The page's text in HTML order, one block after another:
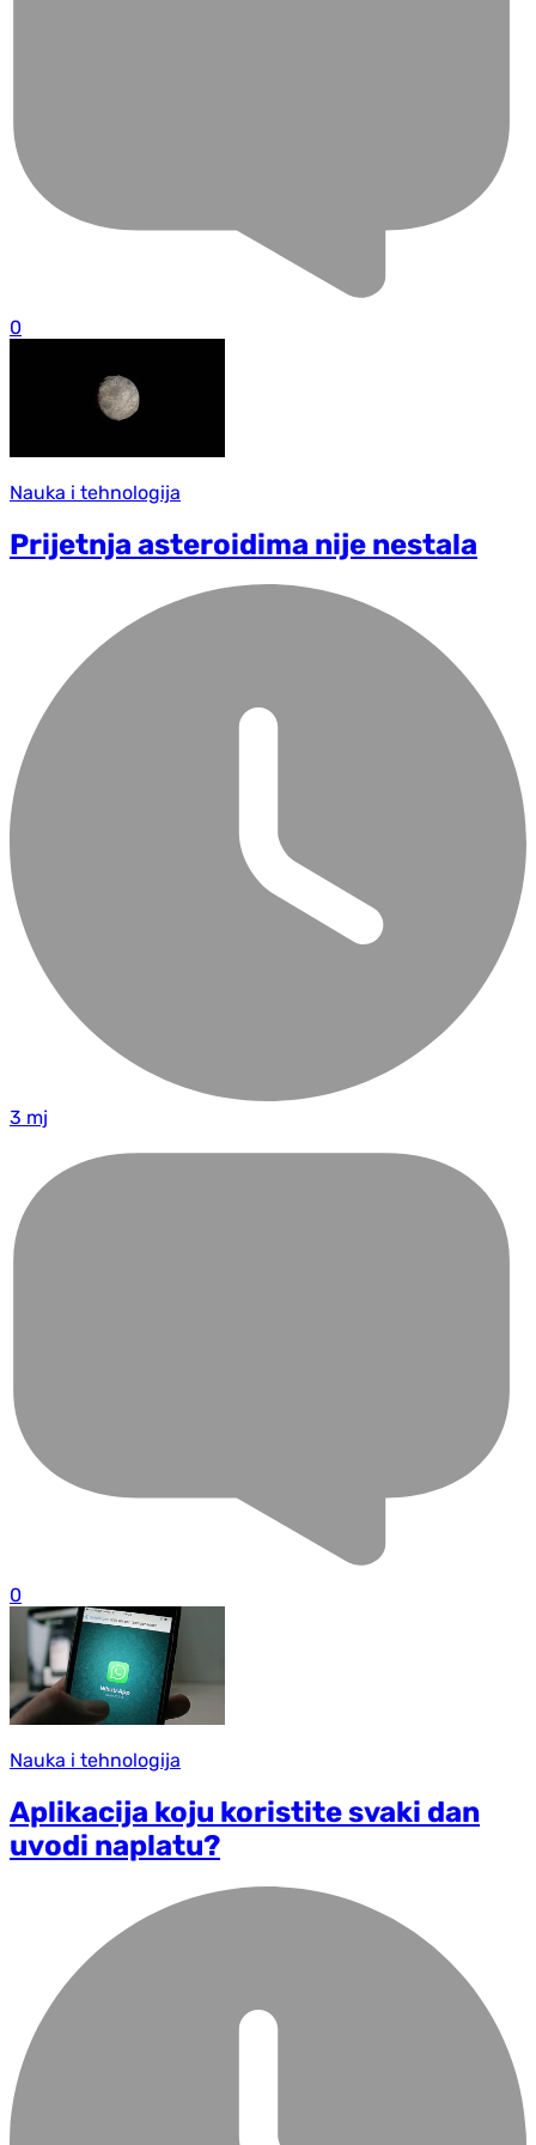
0
Nauka i tehnologija
Prijetnja asteroidima nije nestala
3 mj
0
Nauka i tehnologija
Aplikacija koju koristite svaki dan
uvodi naplatu?